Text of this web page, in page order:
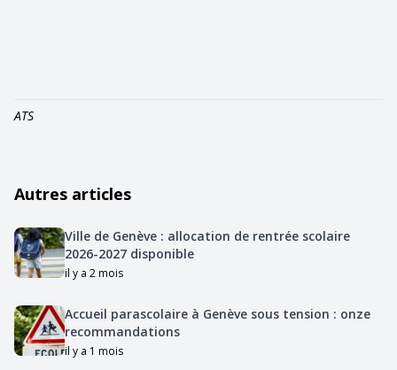
ATS
Autres articles
Ville de Genève : allocation de rentrée scolaire
2026-2027 disponible
il y a 2 mois
Accueil parascolaire à Genève sous tension : onze
recommandations
il y a 1 mois